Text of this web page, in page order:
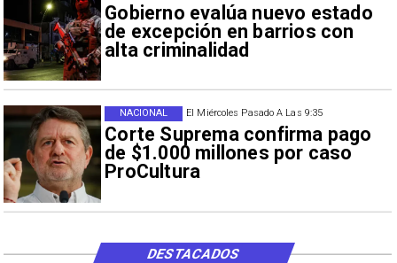
Gobierno evalúa nuevo estado
de excepción en barrios con
alta criminalidad
El Miércoles Pasado A Las 9:35
Corte Suprema confirma pago
de $1.000 millones por caso
ProCultura
NACIONAL
DESTACADOS